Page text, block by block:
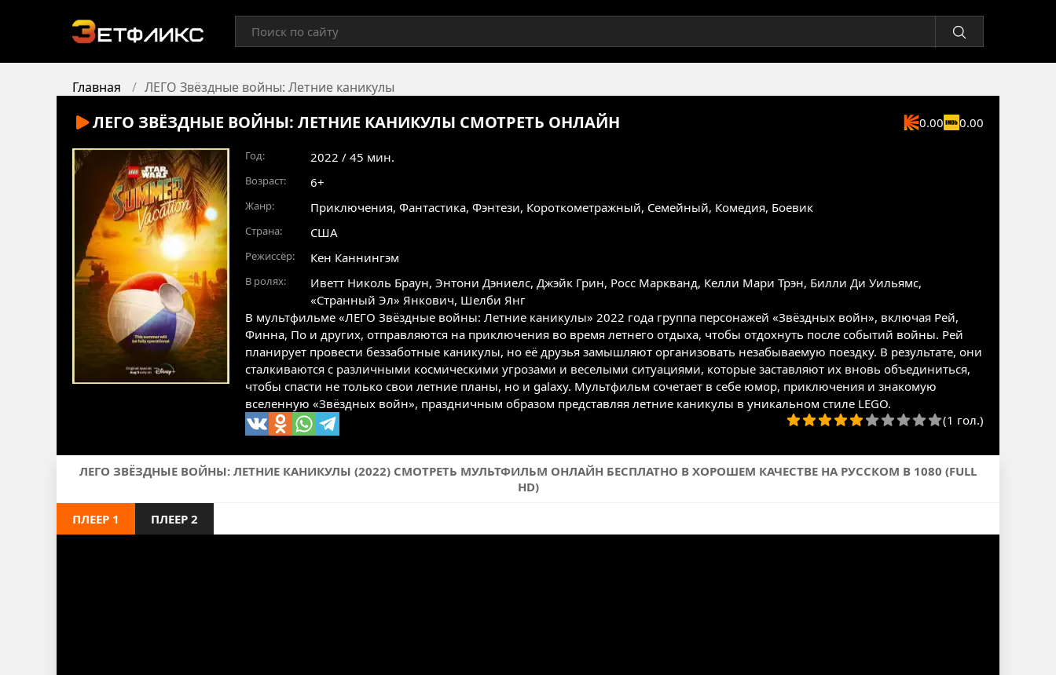
Главная ЛЕГО Звёздные войны: Летние каникулы
ЛЕГО ЗВЁЗДНЫЕ ВОЙНЫ: ЛЕТНИЕ КАНИКУЛЫ СМОТРЕТЬ ОНЛАЙН 0.00 0.00
Год: 2022 / 45 мин.
Возраст: 6+
Жанр: Приключения, Фантастика, Фэнтези, Короткометражный, Семейный, Комедия, Боевик
Страна: США
Режиссёр: Кен Каннингэм
В ролях: Иветт Николь Браун, Энтони Дэниелс, Джэйк Грин, Росс Маркванд, Келли Мари Трэн, Билли Ди Уильямс,
«Странный Эл» Янкович, Шелби Янг
В мультфильме «ЛЕГО Звёздные войны: Летние каникулы» 2022 года группа персонажей «Звёздных войн», включая Рей,
Финна, По и других, отправляются на приключения во время летнего отдыха, чтобы отдохнуть после событий войны. Рей
планирует провести беззаботные каникулы, но её друзья замышляют организовать незабываемую поездку. В результате, они
сталкиваются с различными космическими угрозами и веселыми ситуациями, которые заставляют их вновь объединиться,
чтобы спасти не только свои летние планы, но и galaxy. Мультфильм сочетает в себе юмор, приключения и знакомую
вселенную «Звёздных войн», праздничным образом представляя летние каникулы в уникальном стиле LEGO.
(1 гол.)
ЛЕГО ЗВЁЗДНЫЕ ВОЙНЫ: ЛЕТНИЕ КАНИКУЛЫ (2022) СМОТРЕТЬ МУЛЬТФИЛЬМ ОНЛАЙН БЕСПЛАТНО В ХОРОШЕМ КАЧЕСТВЕ НА РУССКОМ В 1080 (FULL
HD)
ПЛЕЕР 1 ПЛЕЕР 2